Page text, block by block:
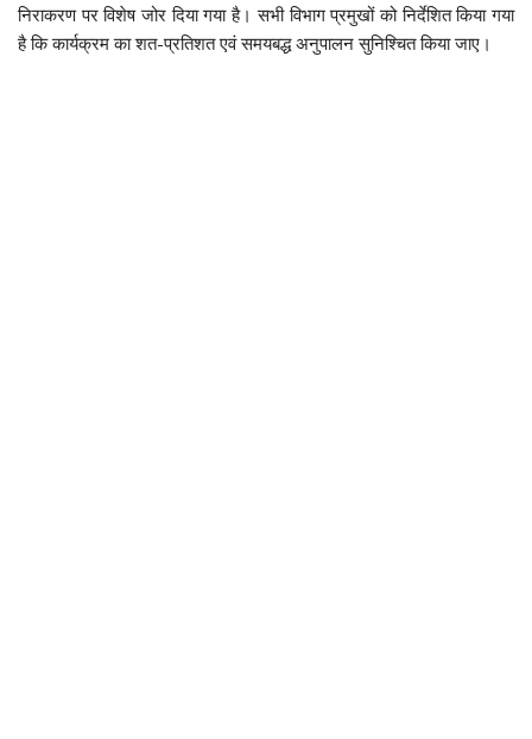
निराकरण पर विशेष जोर दिया गया है। सभी विभाग प्रमुखों को निर्देशित किया गया
है कि कार्यक्रम का शत-प्रतिशत एवं समयबद्ध अनुपालन सुनिश्चित किया जाए।